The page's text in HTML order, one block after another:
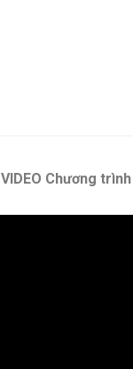
VIDEO Chương trình